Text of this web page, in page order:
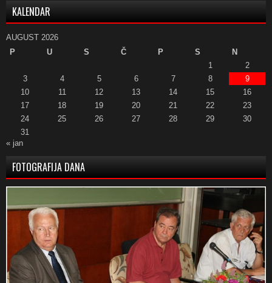
KALENDAR
AUGUST 2026
P
U S Č P S
N
1
2
3
4 5 6 7 8
9
10
11 12 13 14 15
16
17
18 19 20 21 22
23
24
25 26 27 28 29
30
31
« jan
FOTOGRAFIJA DANA